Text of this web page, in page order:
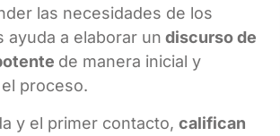
las necesidades de los
ayuda a elaborar un discurso de
de manera inicial y
proceso.
y el primer contacto,califican